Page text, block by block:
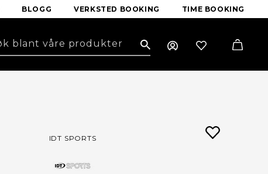
BLOGG VERKSTED BOOKING TIME BOOKING
Search
IDT SPORTS